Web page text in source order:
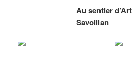
Au sentier
Savoillan